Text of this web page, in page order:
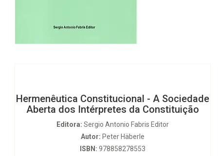
Hermenêutica Constitucional - A Sociedade
Aberta dos Intérpretes da Constituição
Editora: Sergio Antonio Fabris Editor
Autor: Peter Häberle
ISBN: 978858278553